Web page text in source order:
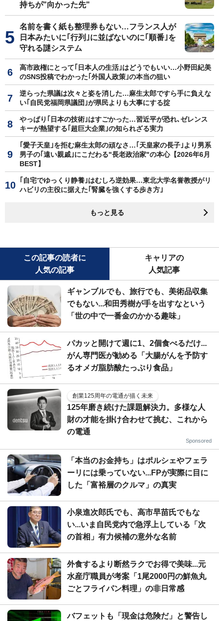
持ちが"向かった先"
名前を書く紙も整理券もない…フランス人が
日本みたいに｢行列｣に並ばないのに｢順番｣を
守れる謎システム
高市政権にとって｢日本人の生活｣はどうでもいい…小野田紀美
のSNS投稿でわかった｢外国人政策｣の本当の狙い
逆らった県議は次々と姿を消した…麻生太郎ですら手に負えな
い｢自民党福岡県議団｣が県民よりも大事にする掟
やっぱり｢日本の技術｣はすごかった…習近平が恐れ､ゼレンス
キーが熱望する｢超巨大企業｣の知られざる実力
｢愛子天皇｣を拒む麻生太郎の頑なさ…｢天皇家の長子｣より男系
男子の｢遠い親戚｣にこだわる"長老政治家"の本心【2026年6月
BEST】
｢自宅でゆっくり静養｣はむしろ逆効果…東北大学名誉教授がリ
ハビリの主役に据えた｢腎臓を強くする歩き方｣
もっと見る
この記事の読者に
人気の記事
キャリアの
人気記事
ギャンブルでも、旅行でも、美術品収集
でもない...和田秀樹が手を出すなという
「世の中で一番金のかかる趣味」
パカッと開けて週に1、2個食べるだけ...
がん専門医が勧める「大腸がんを予防す
るオメガ脂肪酸たっぷり食品」
創業125周年の電通が描く未来
125年磨き続けた課題解決力。多様な人
財の才能を掛け合わせて挑む、これから
の電通
Sponsored
「本当のお金持ち」はポルシェやフェラ
ーリには乗っていない...FPが実際に目に
した「富裕層のクルマ」の真実
小泉進次郎氏でも、高市早苗氏でもな
い...いま自民党内で急浮上している「次
の首相」有力候補の意外な名前
外食するより断然ラクでお得で美味...元
水産庁職員が考案「1尾2000円の鮮魚丸
ごとフライパン料理」の非日常感
バフェットも「現金は危険だ」と警告し